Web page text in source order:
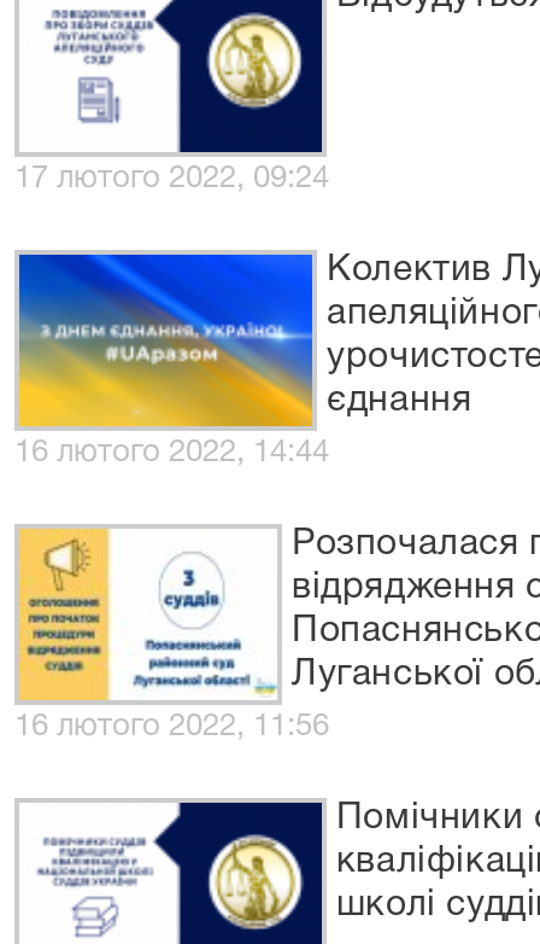
17 лютого 2022, 09:24
Колектив
єднання
16 лютого 2022, 14:44
Розпочалася
відрядження
Луганської
16 лютого 2022, 11:56
Помічники
школі